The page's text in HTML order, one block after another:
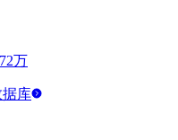
万
库